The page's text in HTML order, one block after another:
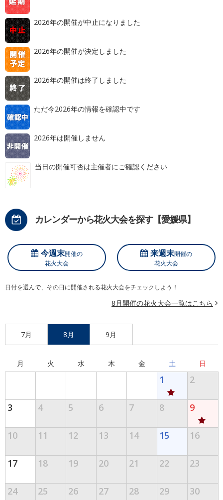
2026年の開催が中止になりました
2026年の開催が決定しました
2026年の開催は終了しました
ただ今2026年の情報を確認中です
2026年は開催しません
当日の開催可否は主催者にご確認ください
カレンダーから花火大会を探す【愛媛県】
今週末開催の
花火大会
来週末開催の
花火大会
日付を選んで、その日に開催される花火大会をチェックしよう！
8月開催の花火大会一覧はこちら
7月 8月 9月
月 火 水 木 金 土 日
1 2
3 4 5 6 7 8 9
10 11 12 13 14 15 16
17 18 19 20 21 22 23
24 25 26 27 28 29 30